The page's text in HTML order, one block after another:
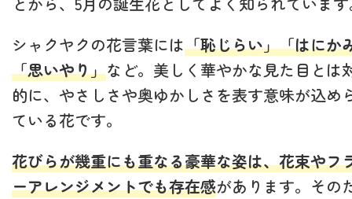
シャクヤクの花言葉には「恥じらい」「はにか
「思いやり」など。美しく華やかな見た目とは
的に、やさしさや奥ゆかしさを表す意味が込め
ている花です。
花びらが幾重にも重なる豪華な姿は、花束やフ
ーアレンジメントでも存在感があります。その